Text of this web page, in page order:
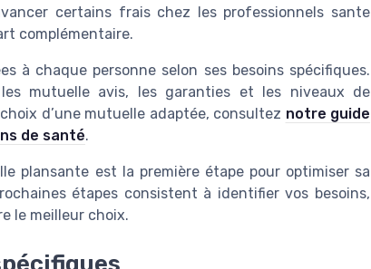
certains frais chez les professionnels sante
complémentaire.
à chaque personne selon ses besoins spécifiques.
mutuelle avis, les garanties et les niveaux de
d’une mutuelle adaptée, consultez notre guide
de santé.
plansante est la première étape pour optimiser sa
étapes consistent à identifier vos besoins,
le meilleur choix.